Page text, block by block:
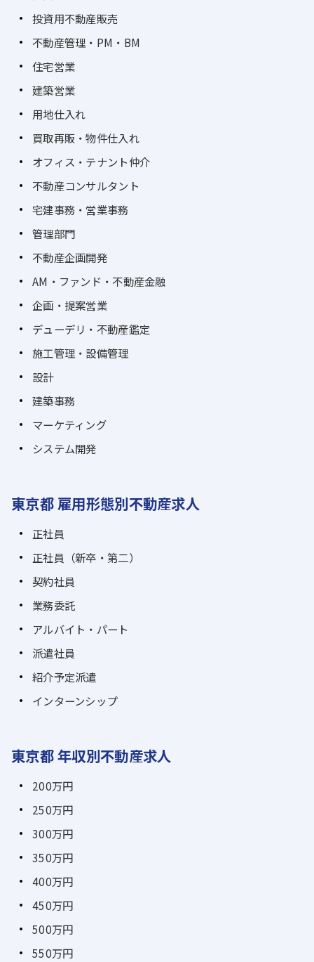
投資用不動産販売
不動産管理・PM・BM
住宅営業
建築営業
用地仕入れ
買取再販・物件仕入れ
オフィス・テナント仲介
不動産コンサルタント
宅建事務・営業事務
管理部門
不動産企画開発
AM・ファンド・不動産金融
企画・提案営業
デューデリ・不動産鑑定
施工管理・設備管理
設計
建築事務
マーケティング
システム開発
東京都 雇用形態別不動産求人
正社員
正社員（新卒・第二）
契約社員
業務委託
アルバイト・パート
派遣社員
紹介予定派遣
インターンシップ
東京都 年収別不動産求人
200万円
250万円
300万円
350万円
400万円
450万円
500万円
550万円